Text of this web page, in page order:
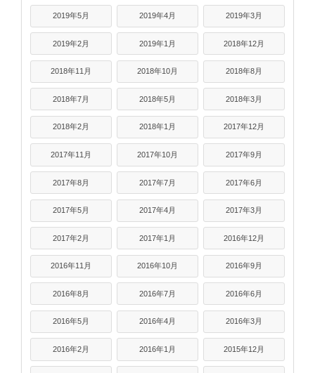
2019年5月 2019年4月 2019年3月
2019年2月 2019年1月 2018年12月
2018年11月 2018年10月 2018年8月
2018年7月 2018年5月 2018年3月
2018年2月 2018年1月 2017年12月
2017年11月 2017年10月 2017年9月
2017年8月 2017年7月 2017年6月
2017年5月 2017年4月 2017年3月
2017年2月 2017年1月 2016年12月
2016年11月 2016年10月 2016年9月
2016年8月 2016年7月 2016年6月
2016年5月 2016年4月 2016年3月
2016年2月 2016年1月 2015年12月